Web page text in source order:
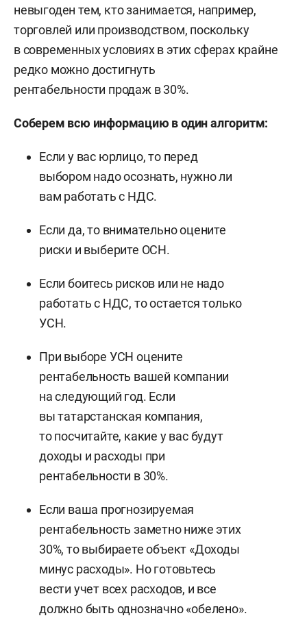
невыгоден тем, кто занимается, например,
торговлей или производством, поскольку
в современных условиях в этих сферах крайне
редко можно достигнуть
рентабельности продаж в 30%.
Соберем всю информацию в один алгоритм:
Если у вас юрлицо, то перед
выбором надо осознать, нужно ли
вам работать с НДС.
Если да, то внимательно оцените
риски и выберите ОСН.
Если боитесь рисков или не надо
работать с НДС, то остается только
УСН.
При выборе УСН оцените
рентабельность вашей компании
на следующий год. Если
вы татарстанская компания,
то посчитайте, какие у вас будут
доходы и расходы при
рентабельности в 30%.
Если ваша прогнозируемая
рентабельность заметно ниже этих
30%, то выбираете объект «Доходы
минус расходы». Но готовьтесь
вести учет всех расходов, и все
должно быть однозначно «обелено».